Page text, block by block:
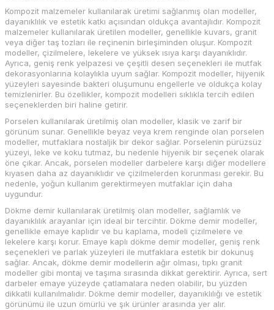
Kompozit malzemeler kullanılarak üretimi sağlanmış olan modeller,
dayanıklılık ve estetik katkı açısından oldukça avantajlıdır. Kompozit
malzemeler kullanılarak üretilen modeller, genellikle kuvars, granit
veya diğer taş tozları ile reçinenin birleşiminden oluşur. Kompozit
modeller, çizilmelere, lekelere ve yüksek ısıya karşı dayanıklıdır.
Ayrıca, geniş renk yelpazesi ve çeşitli desen seçenekleri ile mutfak
dekorasyonlarına kolaylıkla uyum sağlar. Kompozit modeller, hijyenik
yüzeyleri sayesinde bakteri oluşumunu engellerle ve oldukça kolay
temizlenirler. Bu özellikler, kompozit modelleri sıklıkla tercih edilen
seçeneklerden biri haline getirir.
Porselen kullanılarak üretilmiş olan modeller, klasik ve zarif bir
görünüm sunar. Genellikle beyaz veya krem renginde olan porselen
modeller, mutfaklara nostaljik bir dekor sağlar. Porselenin pürüzsüz
yüzeyi, leke ve koku tutmaz, bu nedenle hijyenik bir seçenek olarak
öne çıkar. Ancak, porselen modeller darbelere karşı diğer modellere
kıyasen daha az dayanıklıdır ve çizilmelerden korunması gerekir. Bu
nedenle, yoğun kullanım gerektirmeyen mutfaklar için daha
uygundur.
Dökme demir kullanılarak üretilmiş olan modeller, sağlamlık ve
dayanıklılık arayanlar için ideal bir tercihtir. Dökme demir modeller,
genellikle emaye kaplıdır ve bu kaplama, modeli çizilmelere ve
lekelere karşı korur. Emaye kaplı dökme demir modeller, geniş renk
seçenekleri ve parlak yüzeyleri ile mutfaklara estetik bir dokunuş
sağlar. Ancak, dökme demir modellerin ağır olması, tıpkı granit
modeller gibi montaj ve taşıma sırasında dikkat gerektirir. Ayrıca, sert
darbeler emaye yüzeyde çatlamalara neden olabilir, bu yüzden
dikkatli kullanılmalıdır. Dökme demir modeller, dayanıklılığı ve estetik
görünümü ile uzun ömürlü ve şık ürünler arasında yer alır.